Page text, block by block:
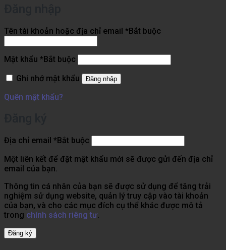
Tên tài khoản hoặc địa chỉ email *Bắt buộc
Mật khẩu *Bắt buộc
Ghi nhớ mật khẩu
Đăng nhập
Quên mật khẩu?
Địa chỉ email * Bắt buộc
Một liên kết để đặt mật khẩu mới sẽ được gửi đến địa chỉ
email của bạn.
Thông tin cá nhân của bạn sẽ được sử dụng để tăng trải
nghiệm sử dụng website, quản lý truy cập vào tài khoản
của bạn, và cho các mục đích cụ thể khác được mô tả
trong chính sách riêng tư.
Đăng ký